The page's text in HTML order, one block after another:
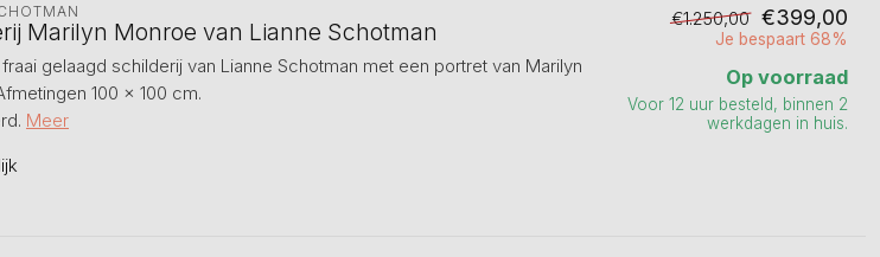
Marilyn Monroe van Lianne Schotman
gelaagd schilderij van Lianne Schotman met een portret van Marilyn
100 x 100 cm.
Meer
€1.250,00 €399,00
Je bespaart 68%
Op voorraad
Voor 12 uur besteld, binnen 2
werkdagen in huis.